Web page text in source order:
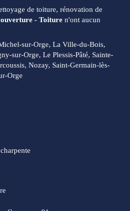
de toiture, rénovation de
- Toiture n'ont aucun
sur-Orge, La Ville-du-Bois,
sur-Orge, Le Plessis-Pâté, Sainte-
Nozay, Saint-Germain-lès-
Orge